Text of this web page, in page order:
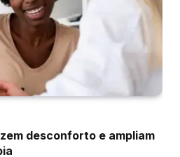
desconforto e ampliam